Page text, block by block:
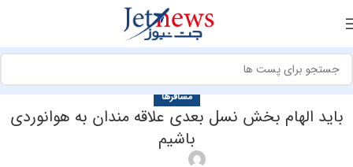
مسافرها
باید الهام بخش نسل بعدی علاقه مندان به هوانوردی
باشیم